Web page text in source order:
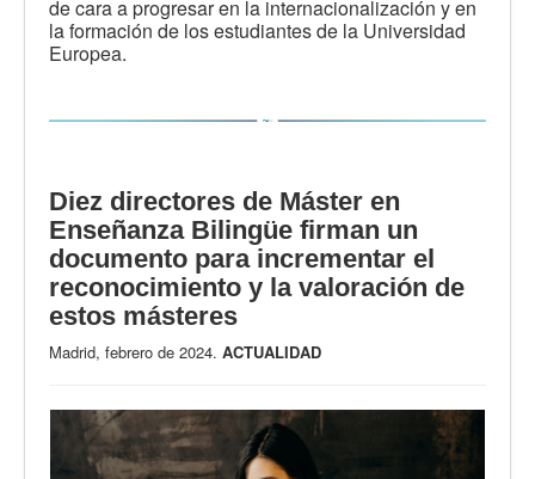
de cara a progresar en la internacionalización y en
la formación de los estudiantes de la Universidad
Europea.
Diez directores de Máster en
Enseñanza Bilingüe firman un
documento para incrementar el
reconocimiento y la valoración de
estos másteres
Madrid, febrero de 2024. ACTUALIDAD